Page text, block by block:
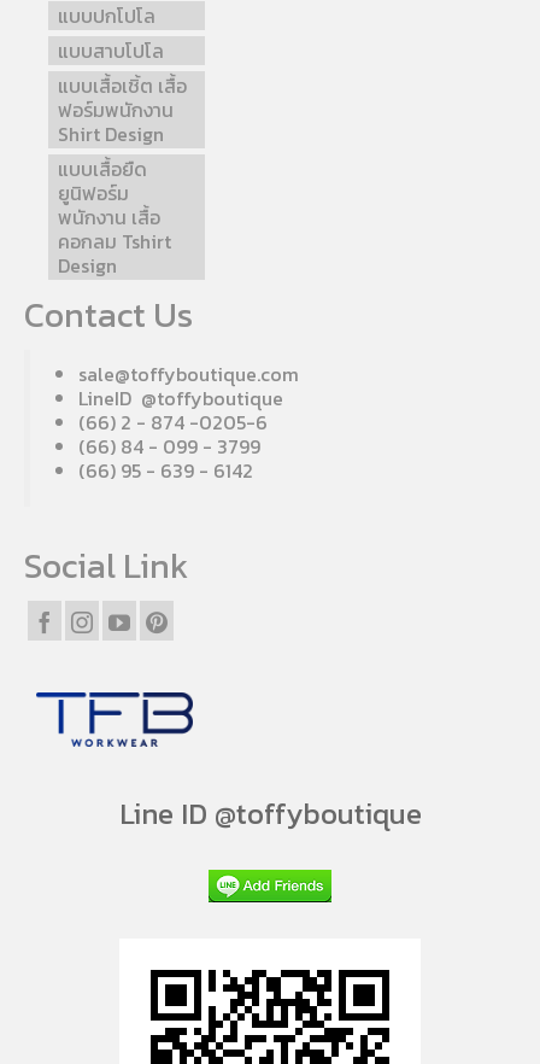
แบบปกโปโล
แบบสาบโปโล
แบบเสื้อเชิ้ต เสื้อ
ฟอร์มพนักงาน
Shirt Design
แบบเสื้อยืด
ยูนิฟอร์ม
พนักงาน เสื้อ
คอกลม Tshirt
Design
Contact Us
sale@toffyboutique.com
LineID @toffyboutique
(66) 2 - 874 -0205-6
(66) 84 - 099 - 3799
(66) 95 - 639 - 6142
Social Link
Line ID @toffyboutique